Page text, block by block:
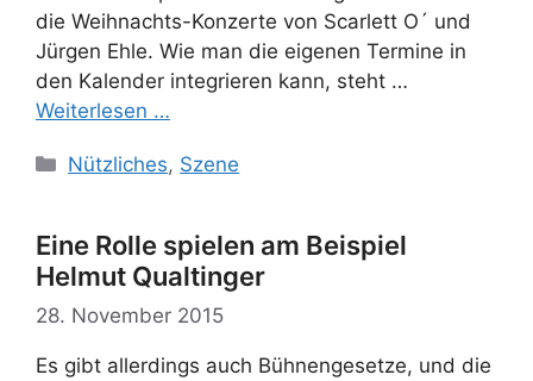
die Weihnachts-Konzerte von Scarlett O´ und
Jürgen Ehle. Wie man die eigenen Termine in
den Kalender integrieren kann, steht …
Weiterlesen …
Kategorien
Nützliches, Szene
Eine Rolle spielen am Beispiel
Helmut Qualtinger
28. November 2015
Es gibt allerdings auch Bühnengesetze, und die